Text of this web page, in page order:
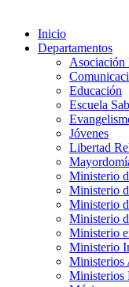
Inicio
Departamentos
Asociación
Educación
Escuela
Jóvenes
Libertad
Ministerio
Ministerio
Ministerio
Ministerio
Ministerio
Ministerio
Ministerios
Ministerios